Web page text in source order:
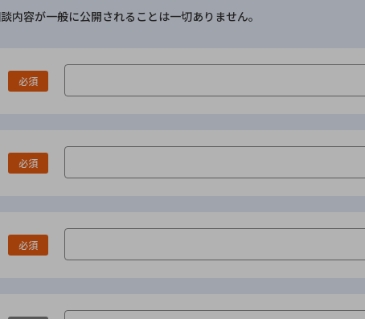
内容が一般に公開されることは一切ありません。
必須
必須
必須